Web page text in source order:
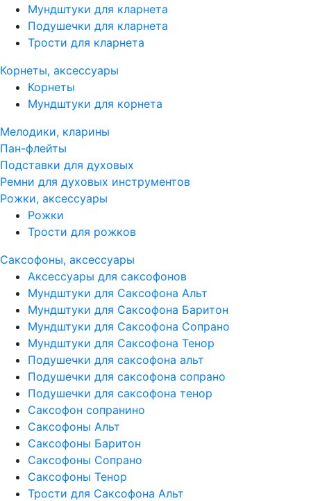
Мундштуки для кларнета
Подушечки для кларнета
Трости для кларнета
Корнеты, аксессуары
Корнеты
Мундштуки для корнета
Мелодики, кларины
Пан-флейты
Подставки для духовых
Ремни для духовых инструментов
Рожки, аксессуары
Рожки
Трости для рожков
Саксофоны, аксессуары
Аксессуары для саксофонов
Мундштуки для Саксофона Альт
Мундштуки для Саксофона Баритон
Мундштуки для Саксофона Сопрано
Мундштуки для Саксофона Тенор
Подушечки для саксофона альт
Подушечки для саксофона сопрано
Подушечки для саксофона тенор
Саксофон сопранино
Саксофоны Альт
Саксофоны Баритон
Саксофоны Сопрано
Саксофоны Тенор
Трости для Саксофона Альт